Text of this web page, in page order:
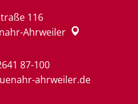
116
Ahrweiler
87-100
ahrweiler.de